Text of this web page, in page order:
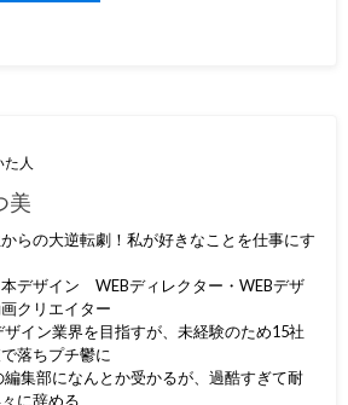
人
美
らの大逆転劇！私が好きなことを仕事にす
デザイン WEBディレクター・WEBデザ
クリエイター
ザイン業界を目指すが、未経験のため15社
落ちプチ鬱に
編集部になんとか受かるが、過酷すぎて耐
に辞める